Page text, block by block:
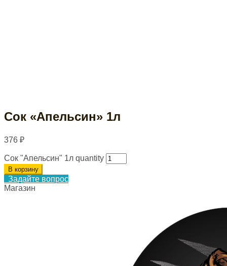
Сок «Апельсин» 1л
376 ₽
Сок "Апельсин" 1л quantity
В корзину
Задайте вопрос
Магазин